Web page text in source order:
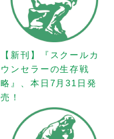
【新刊】『スクールカ
ウンセラーの生存戦
略』、本日7月31日発
売！